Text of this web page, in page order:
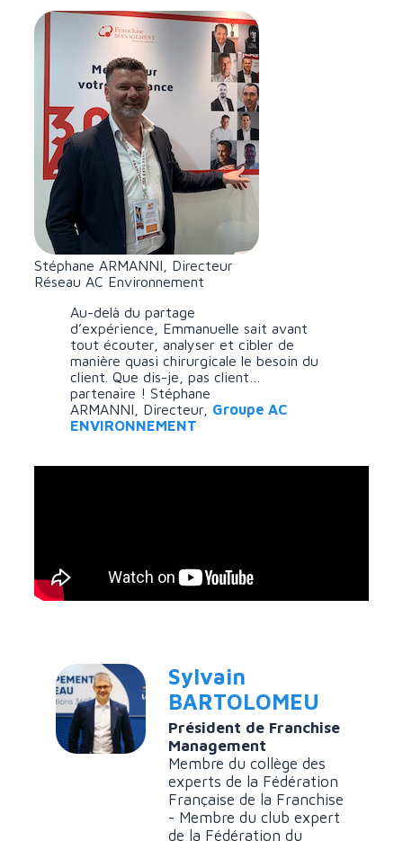
Stéphane ARMANNI, Directeur
Réseau AC Environnement
Au-delà du partage
d’expérience, Emmanuelle sait avant
tout écouter, analyser et cibler de
manière quasi chirurgicale le besoin du
client. Que dis-je, pas client…
partenaire ! Stéphane
ARMANNI, Directeur, Groupe AC
ENVIRONNEMENT
Sylvain
BARTOLOMEU
Président de Franchise
Management
Membre du collège des
experts de la Fédération
Française de la Franchise
- Membre du club expert
de la Fédération du